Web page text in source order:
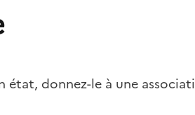
état, donnez-le à une